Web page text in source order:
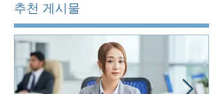
추천 게시물